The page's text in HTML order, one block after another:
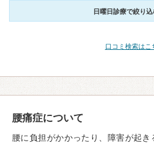
日曜日診療で絞り
口コミ検索はこ
腰痛症について
腰に負担がかかったり、障害が起